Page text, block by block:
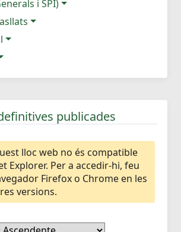
i SPI)
publicades
lloc web no és compatible
Explorer. Per a accedir-hi, feu
Firefox o Chrome en les
versions.